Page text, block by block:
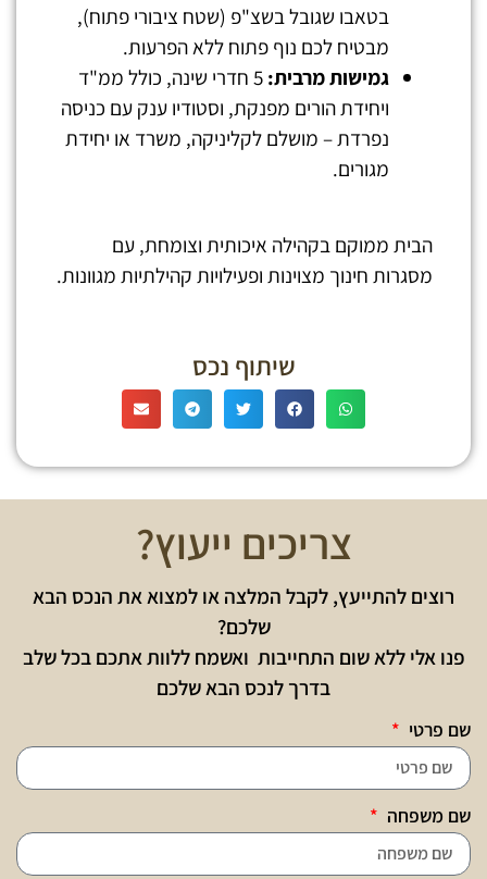
בטאבו שגובל בשצ"פ (שטח ציבורי פתוח),
מבטיח לכם נוף פתוח ללא הפרעות.
גמישות מרבית:
5 חדרי שינה, כולל ממ"ד
ויחידת הורים מפנקת, וסטודיו ענק עם כניסה
נפרדת – מושלם לקליניקה, משרד או יחידת
מגורים.
הבית ממוקם בקהילה איכותית וצומחת, עם
מסגרות חינוך מצוינות ופעילויות קהילתיות מגוונות.
שיתוף נכס
צריכים ייעוץ?
רוצים להתייעץ, לקבל המלצה או למצוא את הנכס הבא
שלכם?
פנו אלי ללא שום התחייבות ואשמח ללוות אתכם בכל שלב
בדרך לנכס הבא שלכם
שם פרטי
שם משפחה